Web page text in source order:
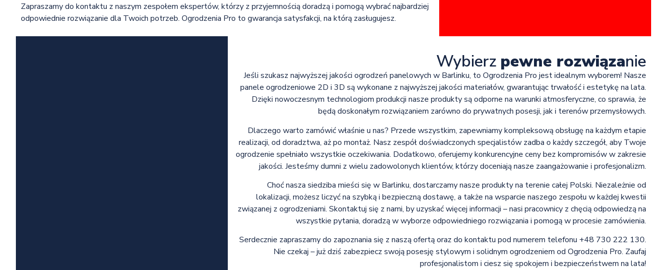
Zapraszamy do kontaktu z naszym zespołem ekspertów, którzy z przyjemnością doradzą i pomogą wybrać najbardziej
odpowiednie rozwiązanie dla Twoich potrzeb. Ogrodzenia Pro to gwarancja satysfakcji, na którą zasługujesz.
Wybierz pewne rozwiązanie
Jeśli szukasz najwyższej jakości ogrodzeń panelowych w Barlinku, to Ogrodzenia Pro jest idealnym wyborem! Nasze
panele ogrodzeniowe 2D i 3D są wykonane z najwyższej jakości materiałów, gwarantując trwałość i estetykę na lata.
Dzięki nowoczesnym technologiom produkcji nasze produkty są odporne na warunki atmosferyczne, co sprawia, że
będą doskonałym rozwiązaniem zarówno do prywatnych posesji, jak i terenów przemysłowych.
Dlaczego warto zamówić właśnie u nas? Przede wszystkim, zapewniamy kompleksową obsługę na każdym etapie
realizacji, od doradztwa, aż po montaż. Nasz zespół doświadczonych specjalistów zadba o każdy szczegół, aby Twoje
ogrodzenie spełniało wszystkie oczekiwania. Dodatkowo, oferujemy konkurencyjne ceny bez kompromisów w zakresie
jakości. Jesteśmy dumni z wielu zadowolonych klientów, którzy doceniają nasze zaangażowanie i profesjonalizm.
Choć nasza siedziba mieści się w Barlinku, dostarczamy nasze produkty na terenie całej Polski. Niezależnie od
lokalizacji, możesz liczyć na szybką i bezpieczną dostawę, a także na wsparcie naszego zespołu w każdej kwestii
związanej z ogrodzeniami. Skontaktuj się z nami, by uzyskać więcej informacji – nasi pracownicy z chęcią odpowiedzą na
wszystkie pytania, doradzą w wyborze odpowiedniego rozwiązania i pomogą w procesie zamówienia.
Serdecznie zapraszamy do zapoznania się z naszą ofertą oraz do kontaktu pod numerem telefonu +48 730 222 130.
Nie czekaj – już dziś zabezpiecz swoją posesję stylowym i solidnym ogrodzeniem od Ogrodzenia Pro. Zaufaj
profesjonalistom i ciesz się spokojem i bezpieczeństwem na lata!